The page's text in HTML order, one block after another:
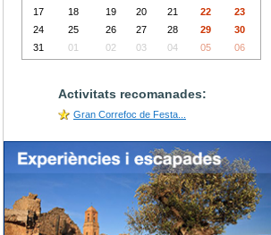
17
18 19 20 21 22
23
24
25 26 27 28 29
30
31
01 02 03 04 05 06
Activitats recomanades:
Gran Correfoc de Festa...